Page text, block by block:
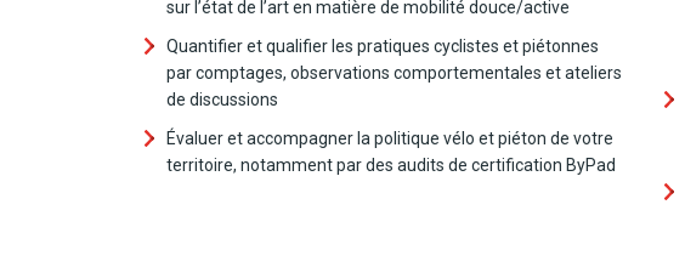
sur l’état de l’art en matière de mobilité douce/active
Quantifier et qualifier les pratiques cyclistes et piétonnes
par comptages, observations comportementales et ateliers
de discussions
Évaluer et accompagner la politique vélo et piéton de votre
territoire, notamment par des audits de certification ByPad